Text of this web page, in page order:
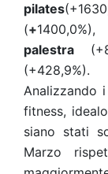
pilates
(+1400,0%),
palestra
(+428,9%).
Analizzando
fitness,
siano stati
Marzo